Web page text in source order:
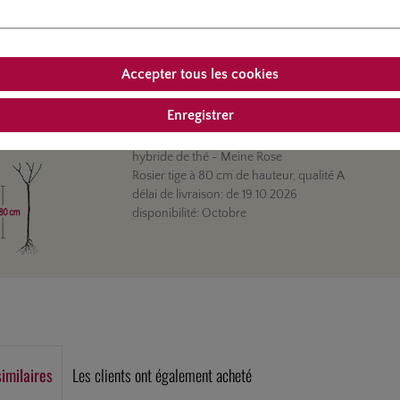
4721-02
Info
hybride de thé - Meine Rose
Rosier tige à 80 cm de hauteur, qualité A
délai de livraison: de19.10.2026
disponibilité: Octobre
Les clients ont également acheté
Accepter tous les cookies
Enregistrer